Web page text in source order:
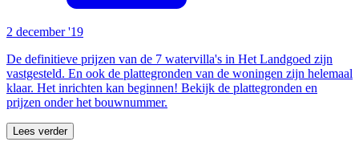
2 december '19
De definitieve prijzen van de 7 watervilla's in Het Landgoed zijn
vastgesteld. En ook de plattegronden van de woningen zijn helemaal
klaar. Het inrichten kan beginnen! Bekijk de plattegronden en
prijzen onder het bouwnummer.
Lees verder